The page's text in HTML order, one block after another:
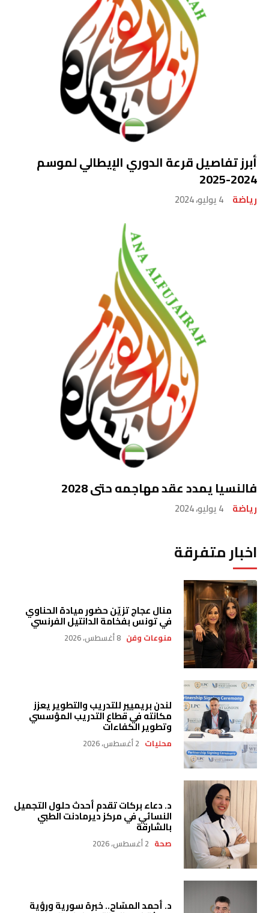
أبرز تفاصيل قرعة الدوري الإيطالي لموسم
2024-2025
رياضة 4 يوليو، 2024
فالنسيا يمدد عقد مهاجمه حتى 2028
رياضة 4 يوليو، 2024
اخبار متفرقة
منال عجاج تزيّن حضور ميادة الحناوي
في تونس بفخامة الدانتيل الفرنسي
منوعات وفن 8 أغسطس، 2026
لندن بريميير للتدريب والتطوير يعزز
مكانته في قطاع التدريب المؤسسي
وتطوير الكفاءات
محليات 2 أغسطس، 2026
د. دعاء بركات تقدم أحدث حلول التجميل
النسائي في مركز ديرمادنت الطبي
بالشارقة
صحة 2 أغسطس، 2026
د. أحمد المسّاح.. خبرة سورية ورؤية